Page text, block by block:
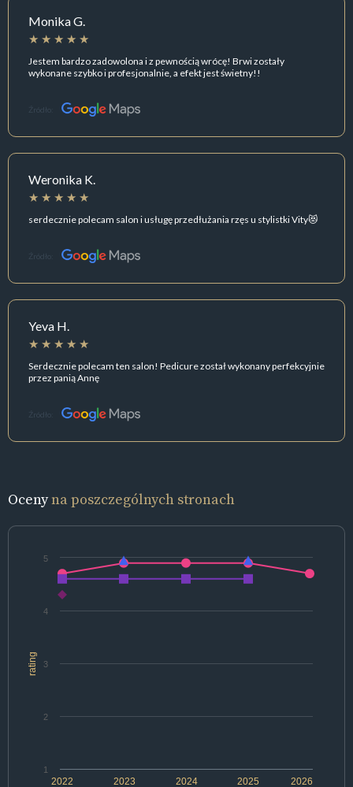
Monika G.
Jestem bardzo zadowolona i z pewnością wrócę! Brwi zostały
wykonane szybko i profesjonalnie, a efekt jest świetny!!
Źródło:
Weronika K.
serdecznie polecam salon i usługę przedłużania rzęs u stylistki Vity😻
Źródło:
Yeva H.
Serdecznie polecam ten salon! Pedicure został wykonany perfekcyjnie
przez panią Annę
Źródło:
Ocenyna poszczególnych stronach
rating
2022 2024 2026
2023 2025
1
2
3
4
5